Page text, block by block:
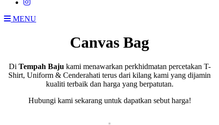
MENU
Canvas Bag
Di Tempah Baju kami menawarkan perkhidmatan percetakan T-
Shirt, Uniform & Cenderahati terus dari kilang kami yang dijamin
kualiti terbaik dan harga yang berpatutan.
Hubungi kami sekarang untuk dapatkan sebut harga!